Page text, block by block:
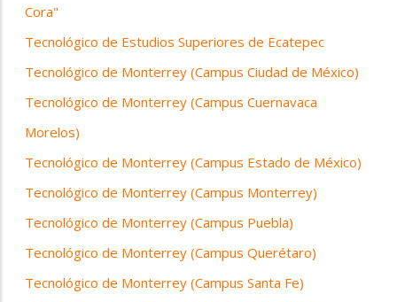
Cora"
Tecnológico de Estudios Superiores de Ecatepec
Tecnológico de Monterrey (Campus Ciudad de México)
Tecnológico de Monterrey (Campus Cuernavaca
Morelos)
Tecnológico de Monterrey (Campus Estado de México)
Tecnológico de Monterrey (Campus Monterrey)
Tecnológico de Monterrey (Campus Puebla)
Tecnológico de Monterrey (Campus Querétaro)
Tecnológico de Monterrey (Campus Santa Fe)